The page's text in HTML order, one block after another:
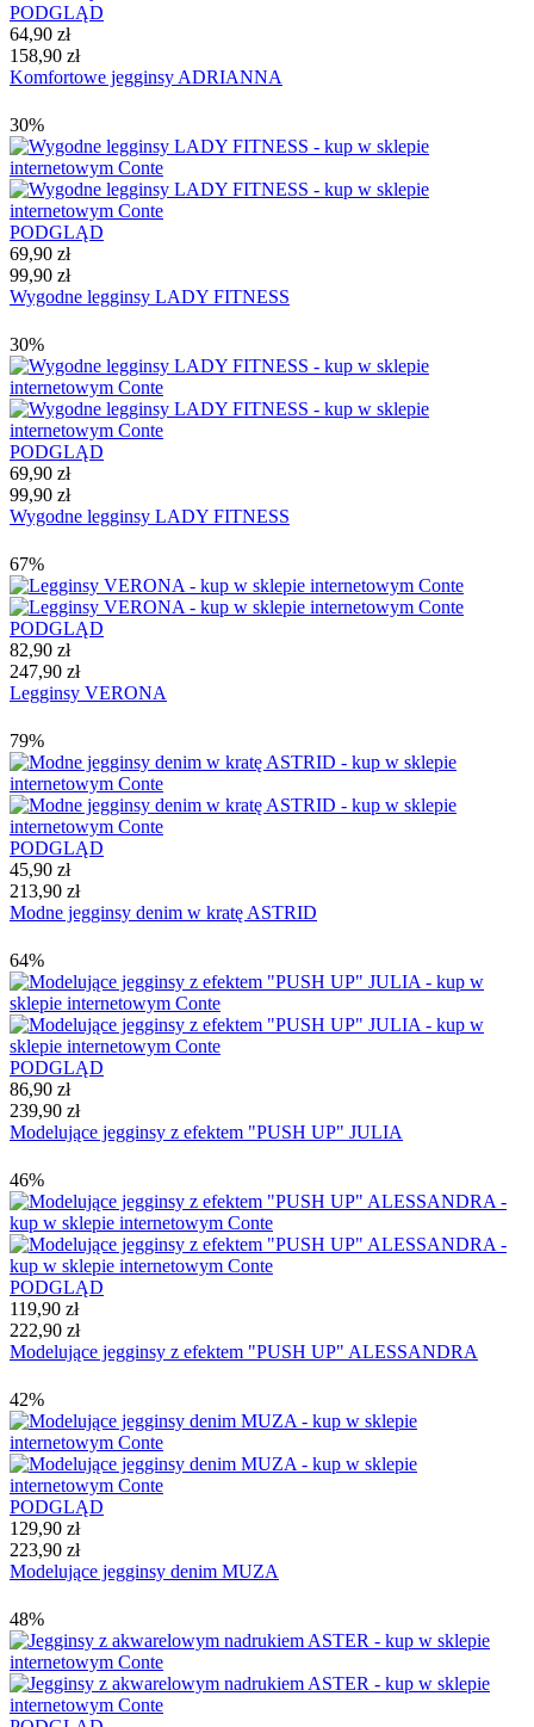
PODGLĄD
64,90 zł
158,90 zł
Komfortowe jegginsy ADRIANNA
30%
PODGLĄD
69,90 zł
99,90 zł
Wygodne legginsy LADY FITNESS
30%
PODGLĄD
69,90 zł
99,90 zł
Wygodne legginsy LADY FITNESS
67%
PODGLĄD
82,90 zł
247,90 zł
Legginsy VERONA
79%
PODGLĄD
45,90 zł
213,90 zł
Modne jegginsy denim w kratę ASTRID
64%
PODGLĄD
86,90 zł
239,90 zł
Modelujące jegginsy z efektem "PUSH UP" JULIA
46%
PODGLĄD
119,90 zł
222,90 zł
Modelujące jegginsy z efektem "PUSH UP" ALESSANDRA
42%
PODGLĄD
129,90 zł
223,90 zł
Modelujące jegginsy denim MUZA
48%